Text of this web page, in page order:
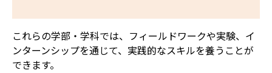
これらの学部・学科では、フィールドワークや実験、イ
ンターンシップを通じて、実践的なスキルを養うことが
できます。